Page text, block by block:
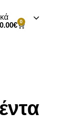
0.00€ 0